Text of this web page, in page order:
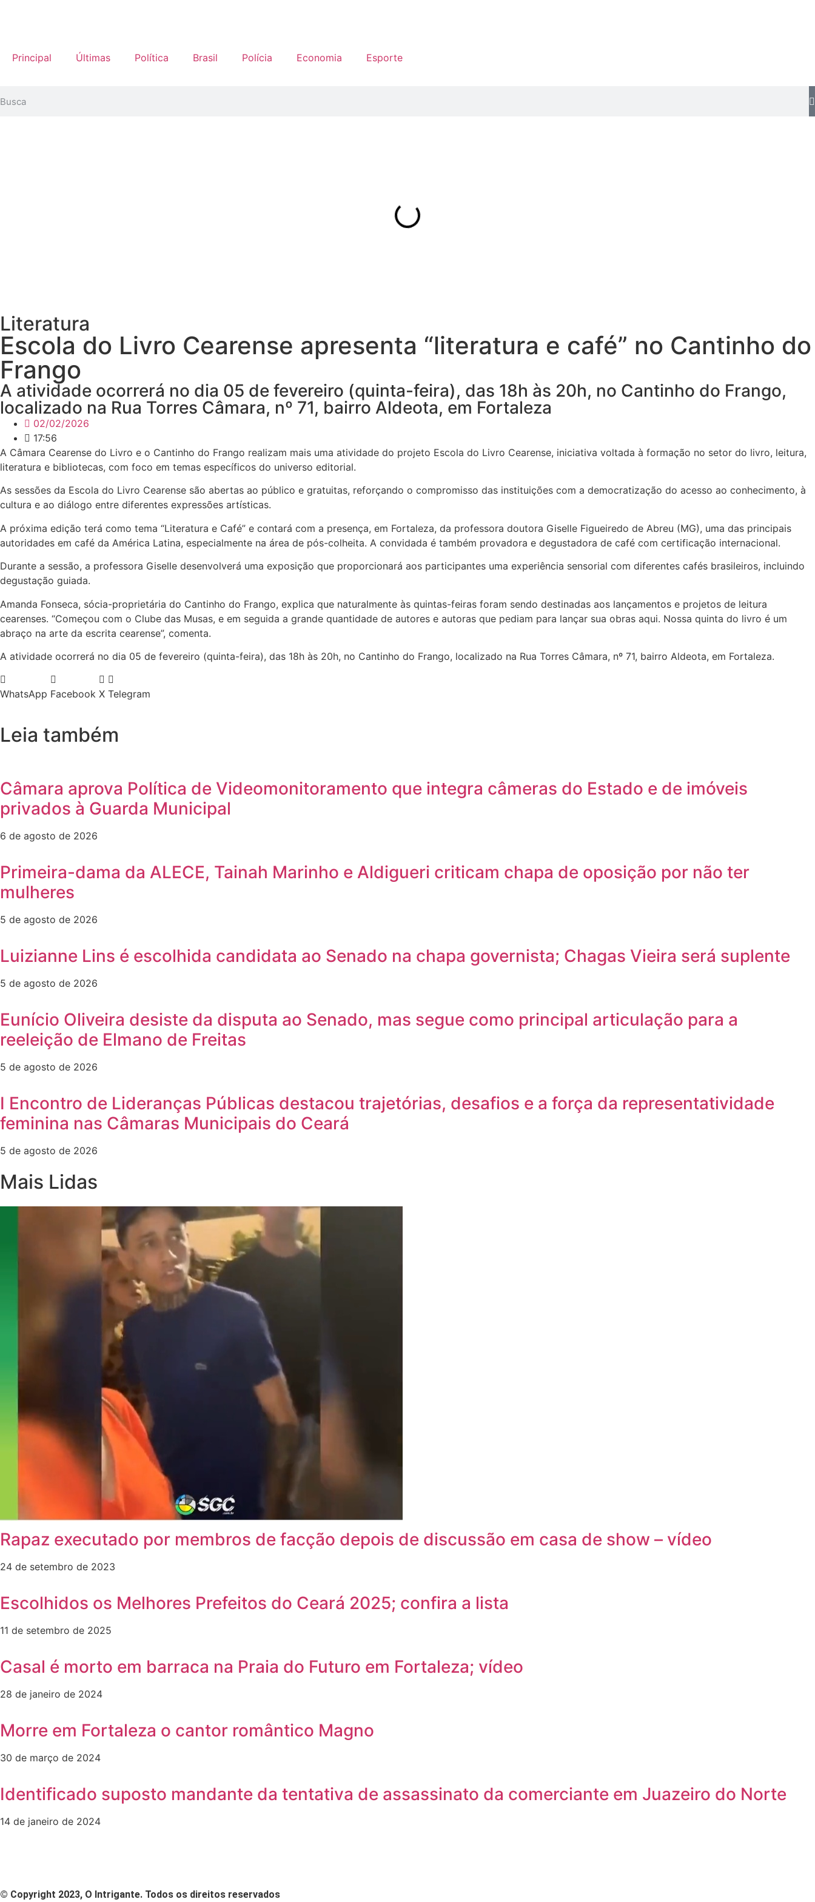
Principal Últimas Política Brasil Polícia Economia Esporte
Literatura
Escola do Livro Cearense apresenta “literatura e café” no Cantinho do
Frango
A atividade ocorrerá no dia 05 de fevereiro (quinta-feira), das 18h às 20h, no Cantinho do Frango,
localizado na Rua Torres Câmara, nº 71, bairro Aldeota, em Fortaleza
02/02/2026
17:56
A Câmara Cearense do Livro e o Cantinho do Frango realizam mais uma atividade do projeto Escola do Livro Cearense, iniciativa voltada à formação no setor do livro, leitura,
literatura e bibliotecas, com foco em temas específicos do universo editorial.
As sessões da Escola do Livro Cearense são abertas ao público e gratuitas, reforçando o compromisso das instituições com a democratização do acesso ao conhecimento, à
cultura e ao diálogo entre diferentes expressões artísticas.
A próxima edição terá como tema “Literatura e Café” e contará com a presença, em Fortaleza, da professora doutora Giselle Figueiredo de Abreu (MG), uma das principais
autoridades em café da América Latina, especialmente na área de pós-colheita. A convidada é também provadora e degustadora de café com certificação internacional.
Durante a sessão, a professora Giselle desenvolverá uma exposição que proporcionará aos participantes uma experiência sensorial com diferentes cafés brasileiros, incluindo
degustação guiada.
Amanda Fonseca, sócia-proprietária do Cantinho do Frango, explica que naturalmente às quintas-feiras foram sendo destinadas aos lançamentos e projetos de leitura
cearenses. “Começou com o Clube das Musas, e em seguida a grande quantidade de autores e autoras que pediam para lançar sua obras aqui. Nossa quinta do livro é um
abraço na arte da escrita cearense”, comenta.
A atividade ocorrerá no dia 05 de fevereiro (quinta-feira), das 18h às 20h, no Cantinho do Frango, localizado na Rua Torres Câmara, nº 71, bairro Aldeota, em Fortaleza.
WhatsApp Facebook X Telegram
Leia também
Câmara aprova Política de Videomonitoramento que integra câmeras do Estado e de imóveis
privados à Guarda Municipal
6 de agosto de 2026
Primeira-dama da ALECE, Tainah Marinho e Aldigueri criticam chapa de oposição por não ter
mulheres
5 de agosto de 2026
Luizianne Lins é escolhida candidata ao Senado na chapa governista; Chagas Vieira será suplente
5 de agosto de 2026
Eunício Oliveira desiste da disputa ao Senado, mas segue como principal articulação para a
reeleição de Elmano de Freitas
5 de agosto de 2026
I Encontro de Lideranças Públicas destacou trajetórias, desafios e a força da representatividade
feminina nas Câmaras Municipais do Ceará
5 de agosto de 2026
Mais Lidas
Rapaz executado por membros de facção depois de discussão em casa de show – vídeo
24 de setembro de 2023
Escolhidos os Melhores Prefeitos do Ceará 2025; confira a lista
11 de setembro de 2025
Casal é morto em barraca na Praia do Futuro em Fortaleza; vídeo
28 de janeiro de 2024
Morre em Fortaleza o cantor romântico Magno
30 de março de 2024
Identificado suposto mandante da tentativa de assassinato da comerciante em Juazeiro do Norte
14 de janeiro de 2024
© Copyright 2023, O Intrigante. Todos os direitos reservados